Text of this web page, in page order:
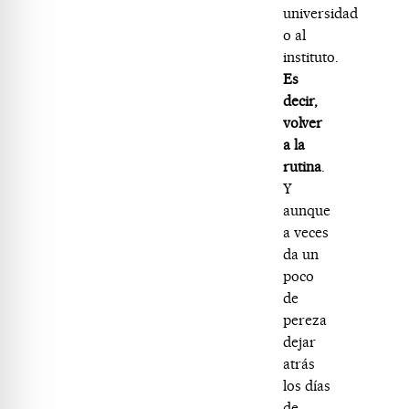
universidad
o al
instituto.
Es
decir,
volver
a la
rutina.
Y
aunque
a veces
da un
poco
de
pereza
dejar
atrás
los días